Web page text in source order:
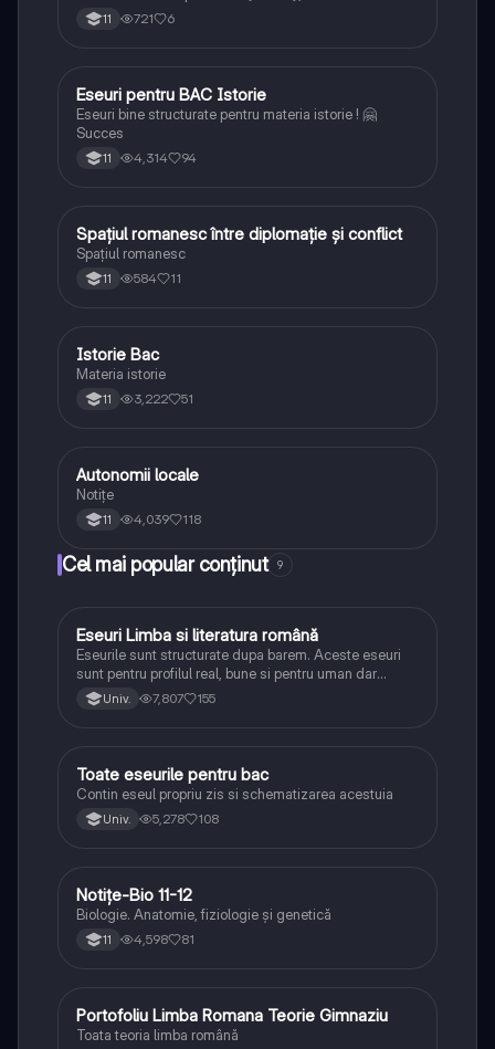
11 721 6
Istorie
Eseuri pentru BAC Istorie
Eseuri bine structurate pentru materia istorie ! 🤗
Succes
11 4,314 94
Istorie
Spațiul romanesc între diplomație și conflict
Spațiul romanesc
11 584 11
Istorie
Istorie Bac
Materia istorie
11 3,222 51
Istorie
Autonomii locale
Notițe
11 4,039 118
Cel mai popular conținut 9
Limba și literatura română
Eseuri Limba si literatura română
Eseurile sunt structurate dupa barem. Aceste eseuri
sunt pentru profilul real, bune si pentru uman dar
lipsesc relatiile dintre personaje si caracrerizarile.
Univ. 7,807 155
Limba și literatura română
Toate eseurile pentru bac
Contin eseul propriu zis si schematizarea acestuia
Univ. 5,278 108
Biologie
Notițe-Bio 11-12
Biologie. Anatomie, fiziologie și genetică
11 4,598 81
Limba și literatura română
Portofoliu Limba Romana Teorie Gimnaziu
Toata teoria limba română